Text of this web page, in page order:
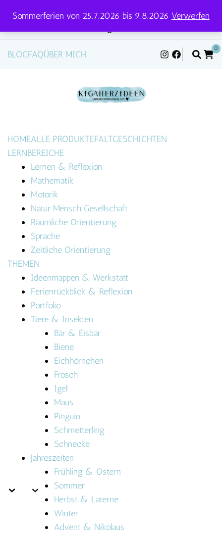
Sommerferien von 25.7.2026 bis 9.8.2026 Verwerfen
Versandtage für Pakete und Briefe: Mittwoch &
BLOGFAQÜBER MICH
0
HOMEALLE PRODUKTEFALTGESCHICHTEN
LERNBEREICHE
Lernen & Reflexion
Mathematik
Motorik
Natur Mensch Gesellschaft
Räumliche Orientierung
Sprache
Zeitliche Orientierung
THEMEN
Ideenmappen & Werkstatt
Ferienrückblick & Reflexion
Portfolio
Tiere & Insekten
Bär & Eisbär
Biene
Eichhörnchen
Frosch
Igel
Maus
Pinguin
Schmetterling
Schnecke
Jahreszeiten
Frühling & Ostern
Sommer
Herbst & Laterne
Winter
Advent & Nikolaus